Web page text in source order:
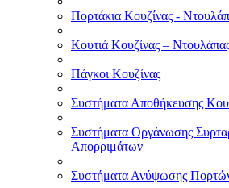
Πορτάκια Κουζίνας -
Κουτιά Κουζίνας –
Πάγκοι Κουζίνας
Συστήματα Αποθήκευσης
Συστήματα Οργάνωσης
Απορριμάτων
Συστήματα Ανύψωσης